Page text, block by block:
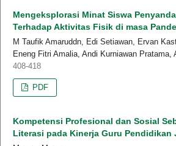
Mengeksplorasi Minat Siswa
Terhadap Aktivitas Fisik di masa
M Taufik Amaruddn, Edi Setiawan, Ervan
Eneng Fitri Amalia, Andi Kurniawan Pratama,
408-418
PDF
Kompetensi Profesional dan Sosial
Literasi pada Kinerja Guru Pendidikan